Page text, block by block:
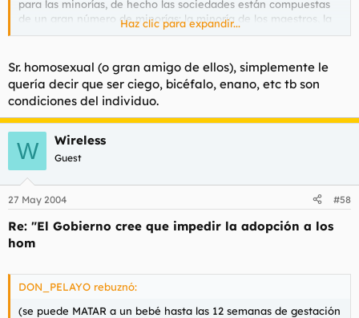
para las minorías, de hecho las sociedades están compuestas
de un gran número de minorías: la minoría de los maestros, la
minoría de los profesionales independientes, la minoría de los
opositores, la minoría de los actores, la minoría de los
homosexuales, etc..., y todos precisan de leyes que regulen su
situación civil. Lo más curioso es que creéis que vuestra
opinión es infalible aunque se sostenga en meros juicios de
valor. Y vuelvo a repetir, la homosexualidad no es una
enfermedad, sino una condición del individuo.
Haz clic para expandir...
Sr. homosexual (o gran amigo de ellos), simplemente le
quería decir que ser ciego, bicéfalo, enano, etc tb son
condiciones del individuo.
W Wireless
Guest
27 May 2004 #58
Re: "El Gobierno cree que impedir la adopción a los
hom
DON_PELAYO rebuznó:
(se puede MATAR a un bebé hasta las 12 semanas de gestación